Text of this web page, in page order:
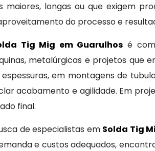
maiores, longas ou que exigem
do processo e
Tig Mig em Guarulhos é
metalúrgicas e projetos que
em montagens de
acabamento e agilidade. Em
final.
de especialistas em Solda Tig
e custos adequados,